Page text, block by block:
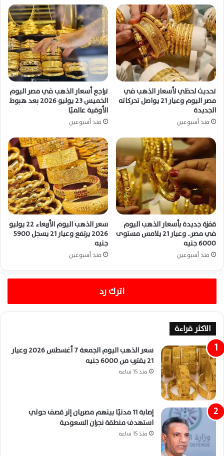
تحديث لحظي لأسعار الذهب في
مصر اليوم وعيار 21 يواصل تحركاته
الجديدة
منذ أسبوعين
تراجع أسعار الذهب في مصر اليوم
الخميس 23 يوليو 2026 بعد هبوط
الأوقية عالميًا
منذ أسبوعين
قفزة جديدة بأسعار الذهب اليوم
في مصر.. وعيار 21 يلامس مستوى
6000 جنيه
منذ أسبوعين
سعر الذهب اليوم الأربعاء 22 يوليو
2026 يرتفع وعيار 21 يسجل 5900
جنيه
منذ أسبوعين
اترك رد
الاكثر قراءة
سعر الذهب اليوم الجمعة 7 أغسطس 2026 وعيار
21 يقترب من 6000 جنيه
منذ 15 ساعة
إصابة 11 مدنيًا بينهم مصريان إثر قصف حوثي
استهدف منطقة نجران السعودية
منذ 15 ساعة